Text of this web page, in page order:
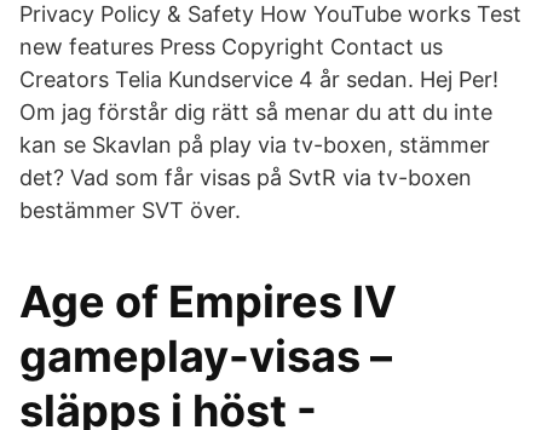
Privacy Policy & Safety How YouTube works Test
new features Press Copyright Contact us
Creators Telia Kundservice 4 år sedan. Hej Per!
Om jag förstår dig rätt så menar du att du inte
kan se Skavlan på play via tv-boxen, stämmer
det? Vad som får visas på SvtR via tv-boxen
bestämmer SVT över.
Age of Empires IV
gameplay-visas –
släpps i höst -